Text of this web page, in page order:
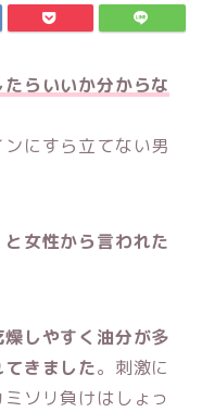
らいいか分からな
にすら立てない男
女性から言われた
しやすく油分が多
きました。刺激に
ソリ負けはしょっ